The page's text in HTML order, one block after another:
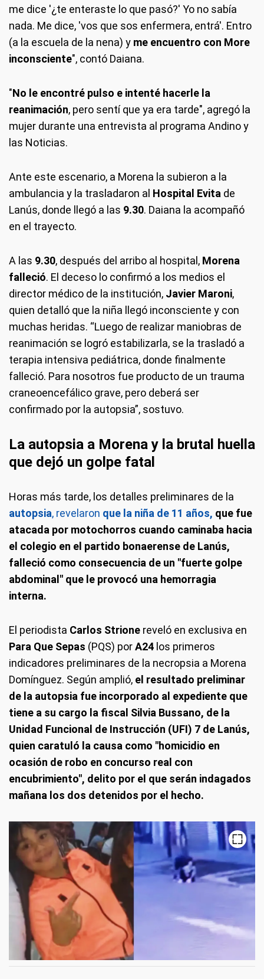
me dice '¿te enteraste lo que pasó?' Yo no sabía
nada. Me dice, 'vos que sos enfermera, entrá'. Entro
(a la escuela de la nena) y me encuentro con More
inconsciente", contó Daiana.
"No le encontré pulso e intenté hacerle la
reanimación, pero sentí que ya era tarde", agregó la
mujer durante una entrevista al programa Andino y
las Noticias.
Ante este escenario, a Morena la subieron a la
ambulancia y la trasladaron al Hospital Evita de
Lanús, donde llegó a las 9.30. Daiana la acompañó
en el trayecto.
A las 9.30, después del arribo al hospital, Morena
falleció. El deceso lo confirmó a los medios el
director médico de la institución, Javier Maroni,
quien detalló que la niña llegó inconsciente y con
muchas heridas. “Luego de realizar maniobras de
reanimación se logró estabilizarla, se la trasladó a
terapia intensiva pediátrica, donde finalmente
falleció. Para nosotros fue producto de un trauma
craneoencefálico grave, pero deberá ser
confirmado por la autopsia”, sostuvo.
La autopsia a Morena y la brutal huella
que dejó un golpe fatal
Horas más tarde, los detalles preliminares de la
autopsia, revelaron que la niña de 11 años, que fue
atacada por motochorros cuando caminaba hacia
el colegio en el partido bonaerense de Lanús,
falleció como consecuencia de un "fuerte golpe
abdominal" que le provocó una hemorragia
interna.
El periodista Carlos Strione reveló en exclusiva en
Para Que Sepas (PQS) porA24 los primeros
indicadores preliminares de la necropsia a Morena
Domínguez. Según amplió, el resultado preliminar
de la autopsia fue incorporado al expediente que
tiene a su cargo la fiscal Silvia Bussano, de la
Unidad Funcional de Instrucción (UFI) 7 de Lanús,
quien caratuló la causa como "homicidio en
ocasión de robo en concurso real con
encubrimiento", delito por el que serán indagados
mañana los dos detenidos por el hecho.